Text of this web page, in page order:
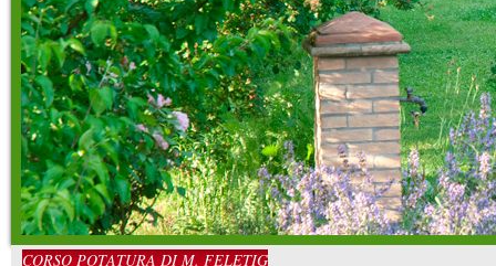
CORSO POTATURA DI M. FELETIG